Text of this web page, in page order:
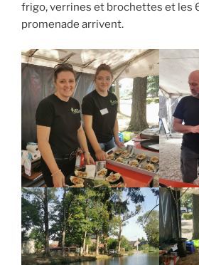
frigo, verrines et brochettes et les
promenade arrivent.